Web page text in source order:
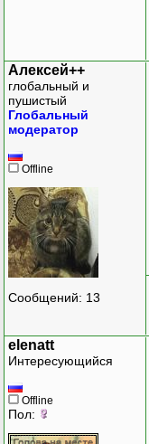
Алексей++
глобальный и
пушистый
Глобальный
модератор
Offline
Сообщений: 13
elenatt
Интересующийся
Offline
Пол: